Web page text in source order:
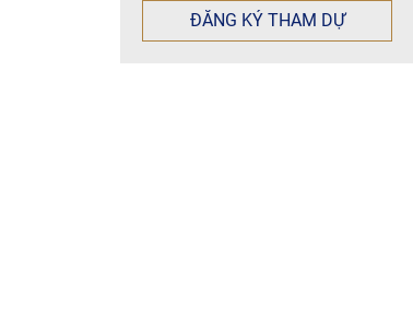
ĐĂNG KÝ THAM DỰ